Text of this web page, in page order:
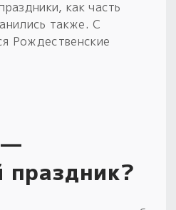
как часть
также. С
Рождественские
—
праздник?